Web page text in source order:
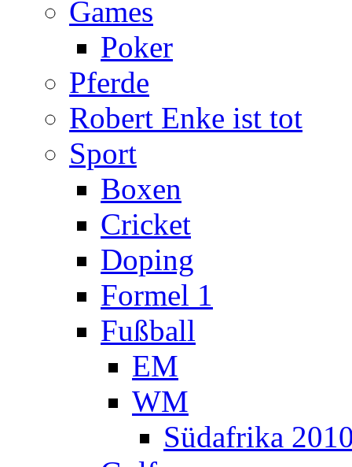
Games
Poker
Pferde
Robert Enke ist tot
Sport
Boxen
Cricket
Doping
Formel 1
Fußball
EM
WM
Südafrika